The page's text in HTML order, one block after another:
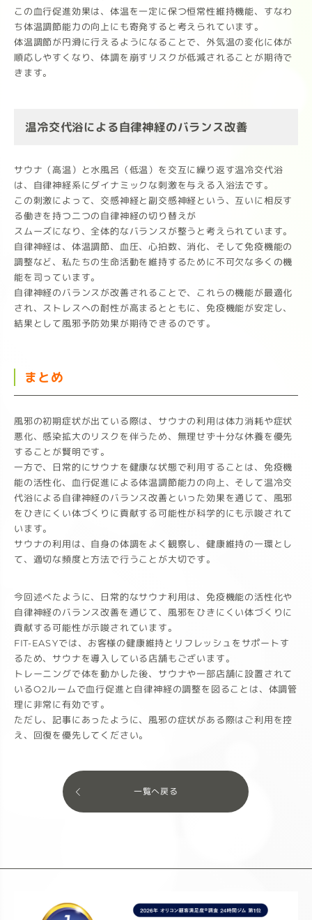
この血行促進効果は、体温を一定に保つ恒常性維持機能、すなわ
ち体温調節能力の向上にも寄発すると考えられています。
体温調節が円滑に行えるようになることで、外気温の変化に体が
順応しやすくなり、体調を崩すリスクが低減されることが期待で
きます。
温冷交代浴による自律神経のバランス改善
サウナ（高温）と水風呂（低温）を交互に繰り返す温冷交代浴
は、自律神経系にダイナミックな刺激を与える入浴法です。
この刺激によって、交感神経と副交感神経という、互いに相反す
る働きを持つ二つの自律神経の切り替えが
スムーズになり、全体的なバランスが整うと考えられています。
自律神経は、体温調節、血圧、心拍数、消化、そして免疫機能の
調整など、私たちの生命活動を維持するために不可欠な多くの機
能を司っています。
自律神経のバランスが改善されることで、これらの機能が最適化
され、ストレスへの耐性が高まるとともに、免疫機能が安定し、
結果として風邪予防効果が期待できるのです。
まとめ
風邪の初期症状が出ている際は、サウナの利用は体力消耗や症状
悪化、感染拡大のリスクを伴うため、無理せず十分な休養を優先
することが賢明です。
一方で、日常的にサウナを健康な状態で利用することは、免疫機
能の活性化、血行促進による体温調節能力の向上、そして温冷交
代浴による自律神経のバランス改善といった効果を通じて、風邪
をひきにくい体づくりに貢献する可能性が科学的にも示唆されて
います。
サウナの利用は、自身の体調をよく観察し、健康維持の一環とし
て、適切な頻度と方法で行うことが大切です。
今回述べたように、日常的なサウナ利用は、免疫機能の活性化や
自律神経のバランス改善を通じて、風邪をひきにくい体づくりに
貢献する可能性が示唆されています。
FIT-EASYでは、お客様の健康維持とリフレッシュをサポートす
るため、サウナを導入している店舗もございます。
トレーニングで体を動かした後、サウナや一部店舗に設置されて
いるO2ルームで血行促進と自律神経の調整を図ることは、体調管
理に非常に有効です。
ただし、記事にあったように、風邪の症状がある際はご利用を控
え、回復を優先してください。
一覧へ戻る